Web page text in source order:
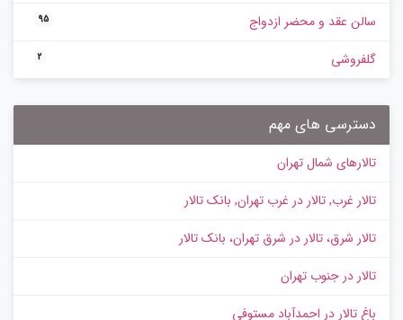
سالن عقد و محضر ازدواج 95
گلفروشی 2
دسترسی های مهم
تالارهای شمال تهران
تالار غرب, تالار در غرب تهران, بانک تالار
تالار شرق، تالار در شرق تهران، بانک تالار
تالار در جنوب تهران
باغ تالار در احمدآباد مستوفی